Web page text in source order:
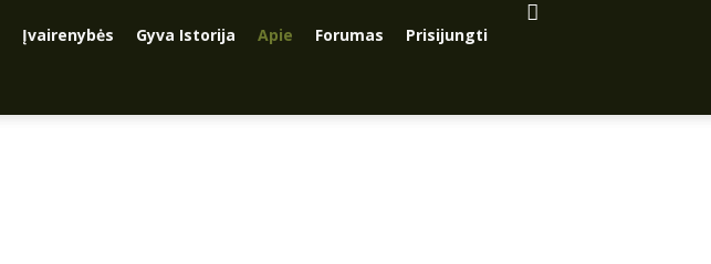
Įvairenybės Gyva Istorija Apie Forumas Prisijungti